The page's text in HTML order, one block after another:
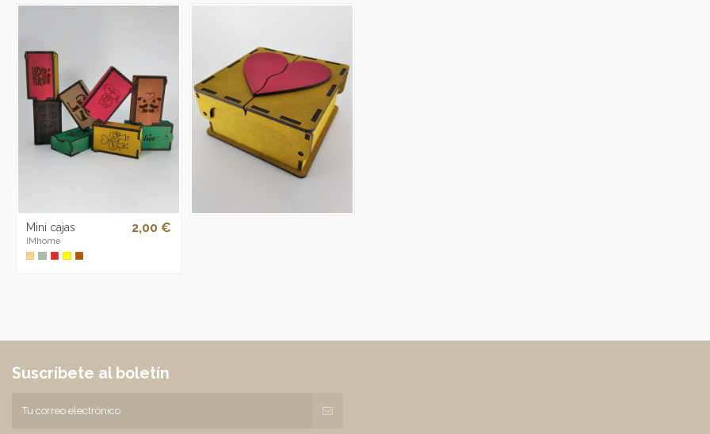
Mini cajas
IMhome
2,00 €
Suscríbete al boletín